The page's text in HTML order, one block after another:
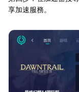
享加速服務。